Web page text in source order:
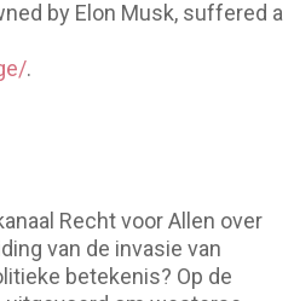
by Elon Musk, suffered a
.
Recht voor Allen over
van de invasie van
betekenis? Op de